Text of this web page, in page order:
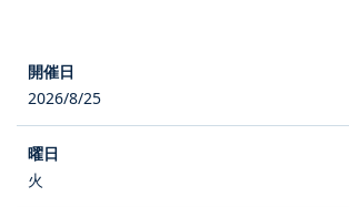
2026/8/25
火